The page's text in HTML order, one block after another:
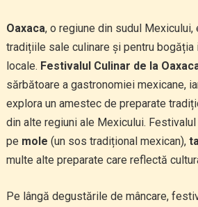
Oaxaca, o regiune din sudul
tradițiile sale culinare și pentru bogăția
locale. Festivalul Culinar de la
sărbătoare a gastronomiei mexicane,
explora un amestec de preparate
din alte regiuni ale Mexicului.
pe mole (un sos tradițional mexican),
multe alte preparate care reflectă
Pe lângă degustările de mâncare,